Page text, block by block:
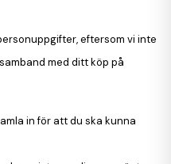
eftersom vi inte
med ditt köp på
in för att du ska kunna